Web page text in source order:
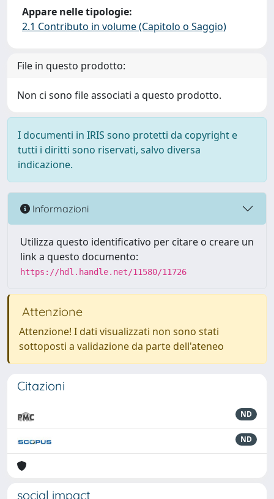
Appare nelle tipologie:
2.1 Contributo in volume (Capitolo o Saggio)
File in questo prodotto:
Non ci sono file associati a questo prodotto.
I documenti in IRIS sono protetti da copyright e
tutti i diritti sono riservati, salvo diversa
indicazione.
Informazioni
Utilizza questo identificativo per citare o creare un
link a questo documento:
https://hdl.handle.net/11580/11726
Attenzione
Attenzione! I dati visualizzati non sono stati
sottoposti a validazione da parte dell'ateneo
Citazioni
ND
ND
social impact